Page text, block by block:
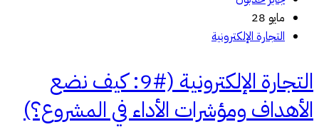
مايو 28
التجارة الإلكترونية
التجارة الإلكترونية (#9: كيف نضع
الأهداف ومؤشرات الأداء في المشروع؟)